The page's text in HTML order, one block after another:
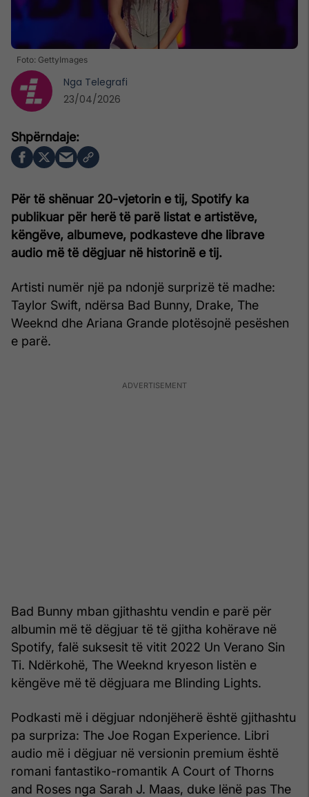
Foto: GettyImages
Për të shënuar 20-vjetorin e tij, Spotify ka
publikuar për herë të parë listat e artistëve,
këngëve, albumeve, podkasteve dhe librave
audio më të dëgjuar në historinë e tij.
Artisti numër një pa ndonjë surprizë të madhe:
Taylor Swift, ndërsa Bad Bunny, Drake, The
Weeknd dhe Ariana Grande plotësojnë pesëshen
e parë.
Bad Bunny mban gjithashtu vendin e parë për
albumin më të dëgjuar të të gjitha kohërave në
Spotify, falë suksesit të vitit 2022 Un Verano Sin
Ti. Ndërkohë, The Weeknd kryeson listën e
këngëve më të dëgjuara me Blinding Lights.
Podkasti më i dëgjuar ndonjëherë është gjithashtu
pa surpriza: The Joe Rogan Experience. Libri
audio më i dëgjuar në versionin premium është
romani fantastiko-romantik A Court of Thorns
and Roses nga Sarah J. Maas, duke lënë pas The
Nga Telegrafi
23/04/2026